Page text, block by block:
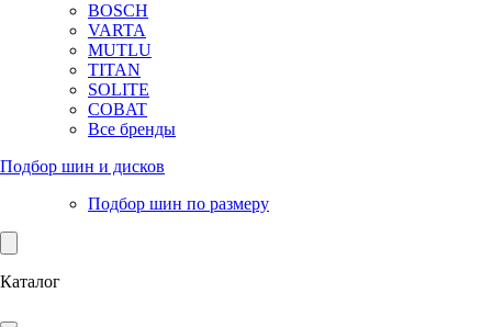
BOSCH
VARTA
MUTLU
TITAN
SOLITE
COBAT
Все бренды
Подбор шин и дисков
Подбор шин по размеру
Каталог